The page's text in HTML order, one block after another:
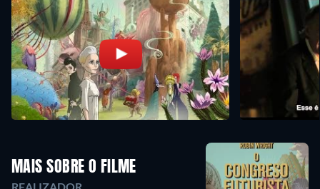
MAIS SOBRE O FILME
REALIZADOR